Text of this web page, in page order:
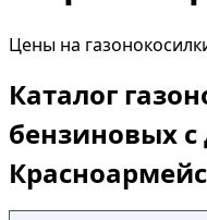
Цены на
Каталог
бензиновых с